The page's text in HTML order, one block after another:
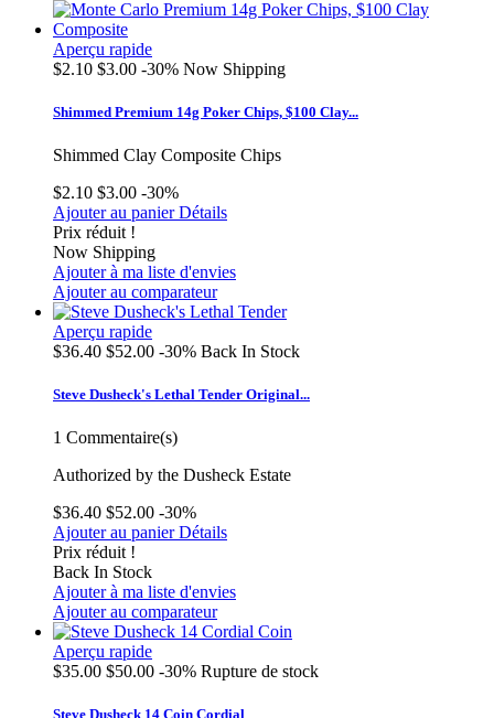
Aperçu rapide
$2.10 $3.00 -30% Now Shipping
Shimmed Premium 14g Poker Chips, $100 Clay...
Shimmed Clay Composite Chips
$2.10 $3.00 -30%
Ajouter au panier Détails
Prix réduit !
Now Shipping
Ajouter à ma liste d'envies
Ajouter au comparateur
Aperçu rapide
$36.40 $52.00 -30% Back In Stock
Steve Dusheck's Lethal Tender Original...
1 Commentaire(s)
Authorized by the Dusheck Estate
$36.40 $52.00 -30%
Ajouter au panier Détails
Prix réduit !
Back In Stock
Ajouter à ma liste d'envies
Ajouter au comparateur
Aperçu rapide
$35.00 $50.00 -30% Rupture de stock
Steve Dusheck 14 Coin Cordial